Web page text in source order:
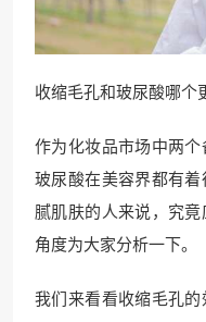
收缩毛孔和玻尿酸哪个
作为化妆品市场中两
玻尿酸在美容界都有
腻肌肤的人来说，究
角度为大家分析一下。
我们来看看收缩毛孔